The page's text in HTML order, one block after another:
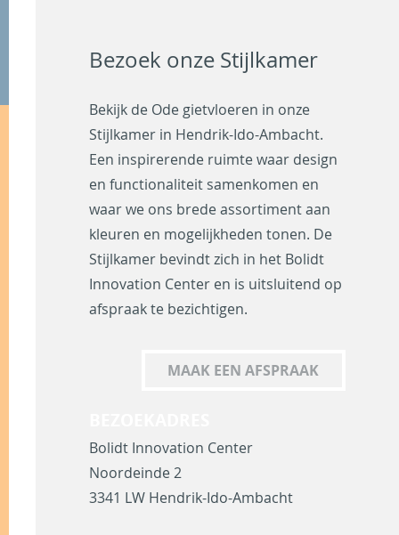
Bezoek onze Stijlkamer
Bekijk de Ode gietvloeren in onze
Stijlkamer in Hendrik-Ido-Ambacht.
Een inspirerende ruimte waar design
en functionaliteit samenkomen en
waar we ons brede assortiment aan
kleuren en mogelijkheden tonen. De
Stijlkamer bevindt zich in het Bolidt
Innovation Center en is uitsluitend op
afspraak te bezichtigen.
MAAK EEN AFSPRAAK
Bolidt Innovation Center
Noordeinde 2
3341 LW Hendrik-Ido-Ambacht